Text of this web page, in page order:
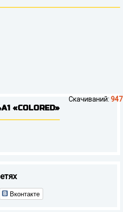
Скачиваний: 947
«COLORED»
Вконтакте